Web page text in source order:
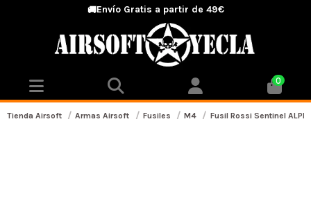
🚚Envío Gratis a partir de 49€
0
Tienda Airsoft Armas Airsoft Fusiles M4 Fusil Rossi Sentinel